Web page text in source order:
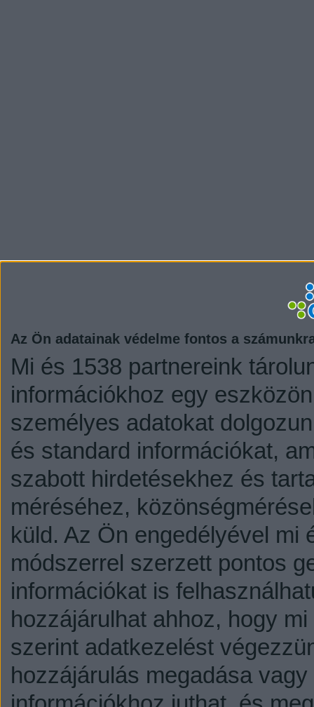
Az Ön adatainak védelme fontos a
Mi és 1538 partnereink
információkhoz egy
személyes adatokat
és standard információkat,
szabott hirdetésekhez és
méréséhez,
küld. Az Ön engedélyével mi
módszerrel szerzett pontos
információkat is
hozzájárulhat ahhoz, hogy
szerint adatkezelést
hozzájárulás megadása